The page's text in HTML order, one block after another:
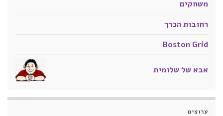
משחקים
רחובות הכרך
Boston Grid
אבא של שלומית
ערוצים